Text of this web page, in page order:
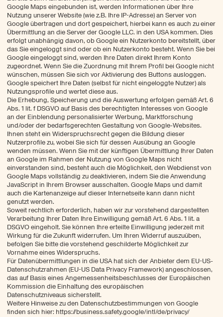
Google Maps eingebunden ist, werden Informationen über Ihre
Nutzung unserer Website (wie z.B. Ihre IP-Adresse) an Server von
Google übertragen und dort gespeichert, hierbei kann es auch zu einer
Übermittlung an die Server der Google LLC. in den USA kommen. Dies
erfolgt unabhängig davon, ob Google ein Nutzerkonto bereitstellt, über
das Sie eingeloggt sind oder ob ein Nutzerkonto besteht. Wenn Sie bei
Google eingeloggt sind, werden Ihre Daten direkt Ihrem Konto
zugeordnet. Wenn Sie die Zuordnung mit Ihrem Profil bei Google nicht
wünschen, müssen Sie sich vor Aktivierung des Buttons ausloggen.
Google speichert Ihre Daten (selbst für nicht eingeloggte Nutzer) als
Nutzungsprofile und wertet diese aus.
Die Erhebung, Speicherung und die Auswertung erfolgen gemäß Art. 6
Abs. 1 lit. f DSGVO auf Basis des berechtigten Interesses von Google
an der Einblendung personalisierter Werbung, Marktforschung
und/oder der bedarfsgerechten Gestaltung von Google-Websites.
Ihnen steht ein Widerspruchsrecht gegen die Bildung dieser
Nutzerprofile zu, wobei Sie sich für dessen Ausübung an Google
wenden müssen. Wenn Sie mit der künftigen Übermittlung Ihrer Daten
an Google im Rahmen der Nutzung von Google Maps nicht
einverstanden sind, besteht auch die Möglichkeit, den Webdienst von
Google Maps vollständig zu deaktivieren, indem Sie die Anwendung
JavaScript in Ihrem Browser ausschalten. Google Maps und damit
auch die Kartenanzeige auf dieser Internetseite kann dann nicht
genutzt werden.
Soweit rechtlich erforderlich, haben wir zur vorstehend dargestellten
Verarbeitung Ihrer Daten Ihre Einwilligung gemäß Art. 6 Abs. 1 lit. a
DSGVO eingeholt. Sie können Ihre erteilte Einwilligung jederzeit mit
Wirkung für die Zukunft widerrufen. Um Ihren Widerruf auszuüben,
befolgen Sie bitte die vorstehend geschilderte Möglichkeit zur
Vornahme eines Widerspruchs.
Für Datenübermittlungen in die USA hat sich der Anbieter dem EU-US-
Datenschutzrahmen (EU-US Data Privacy Framework) angeschlossen,
das auf Basis eines Angemessenheitsbeschlusses der Europäischen
Kommission die Einhaltung des europäischen
Datenschutzniveaus sicherstellt.
Weitere Hinweise zu den Datenschutzbestimmungen von Google
finden sich hier: https://business.safety.google/intl/de/privacy/